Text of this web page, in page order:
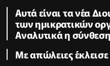
Αυτά είναι τα νέα
των ημικρατικών
Αναλυτικά η σύνθεση
Με απώλειες